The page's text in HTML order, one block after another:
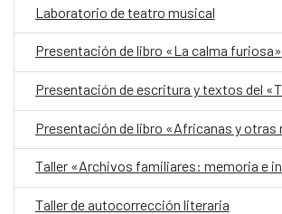
Laboratorio de teatro musical
Presentación de libro «La calma furiosa»
Taller de autocorrección literaria